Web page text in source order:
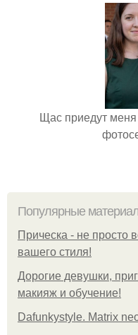
Щас приедут меня
Популярные
Прическа - не просто
вашего стиля!
Дорогие девушки,
макияж и обучение!
Dafunkystyle. Matrix